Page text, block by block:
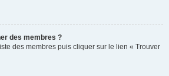
des membres ?
des membres puis cliquer sur le lien « Trouver